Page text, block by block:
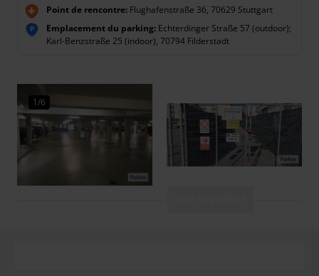
Point de rencontre: Flughafenstraße 36, 70629 Stuttgart
P Emplacement du parking: Echterdinger Straße 57 (outdoor);
Karl-Benzstraße 25 (indoor), 70794 Filderstadt
1/6